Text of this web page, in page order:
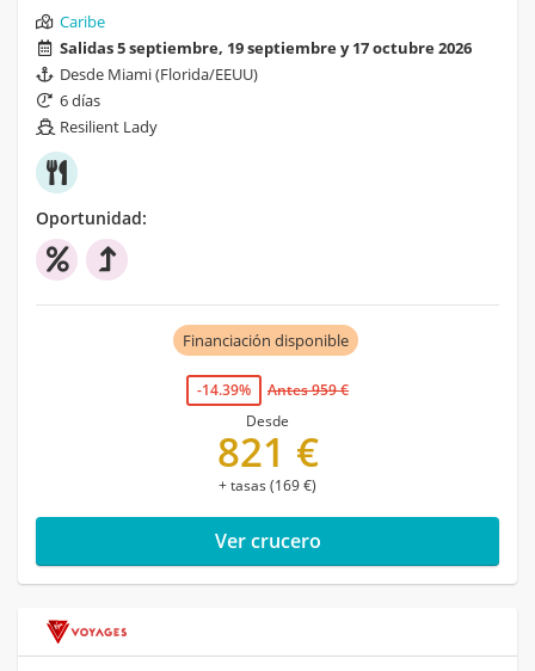
Caribe
Salidas 5 septiembre, 19 septiembre y 17 octubre 2026
Desde Miami (Florida/EEUU)
6 días
Resilient Lady
Oportunidad:
Financiación disponible
-14.39%
Antes 959 €
Desde
821 €
+ tasas (169 €)
Ver crucero